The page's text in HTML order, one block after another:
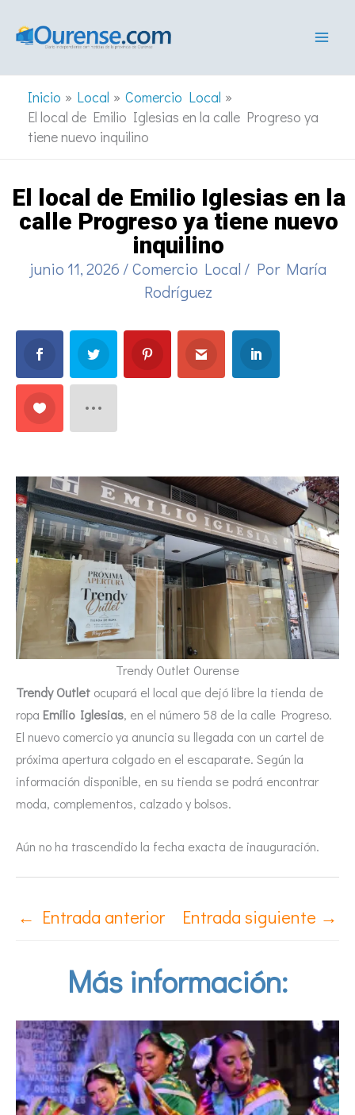
Inicio Local
Comercio Local
El local de Emilio Iglesias en la calle Progreso ya
tiene nuevo inquilino
El local de Emilio Iglesias en la
calle Progreso ya tiene nuevo
inquilino
junio 11, 2026 /Comercio Local / Por María
Rodríguez
Trendy Outlet Ourense
Trendy Outlet ocupará el local que dejó libre la tienda de
ropa Emilio Iglesias, en el número 58 de la calle Progreso.
El nuevo comercio ya anuncia su llegada con un cartel de
próxima apertura colgado en el escaparate. Según la
información disponible, en su tienda se podrá encontrar
moda, complementos, calzado y bolsos.
Aún no ha trascendido la fecha exacta de inauguración.
← Entrada anterior Entrada siguiente →
Más información: